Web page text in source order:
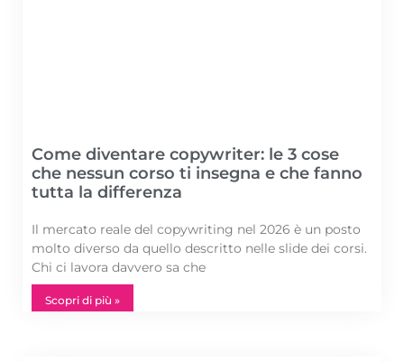
Come diventare copywriter: le 3 cose
che nessun corso ti insegna e che fanno
tutta la differenza
Il mercato reale del copywriting nel 2026 è un posto
molto diverso da quello descritto nelle slide dei corsi.
Chi ci lavora davvero sa che
Scopri di più »